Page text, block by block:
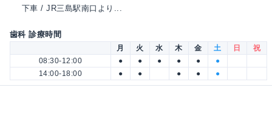
下車 / JR三島駅南口より...
歯科 診療時間
月 火 水 木 金 土 日
祝
08:30-12:00
● ● ● ● ●
●
14:00-18:00
● ● ● ● ●